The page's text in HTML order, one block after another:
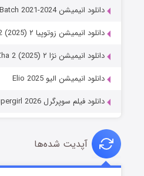
دانلود انیمیشن Star Wars: The Bad Batch 2021-2024
دانلود انیمیشن زوتوپیا ۲ Zootopia 2 (2025)
دانلود انیمیشن نژا ۲ Ne Zha 2 (2025)
دانلود انیمیشن الیو Elio 2025
دانلود فیلم سوپرگرل Supergirl 2026
آپدیت شده‌ها